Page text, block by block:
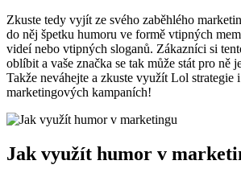
Zkuste tedy vyjít ze svého zaběhlého
do něj špetku humoru ve formě vtipných
videí nebo vtipných sloganů. Zákazníci si
oblíbit a vaše značka se tak může stát pro ně
Takže neváhejte a zkuste využít Lol strategie
marketingových kampaních!
Jak využít humor v